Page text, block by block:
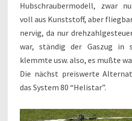
Hubschraubermodell, zwar
voll aus Kunststoff, aber
nervig, da nur
war, ständig der Gaszug in
klemmte usw. also, es mußte
Die nächst preiswerte
das System 80 “Helistar”.